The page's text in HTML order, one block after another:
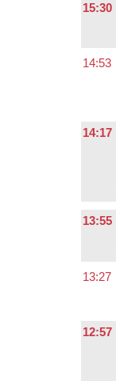
15:30
14:53
14:17
13:55
13:27
12:57